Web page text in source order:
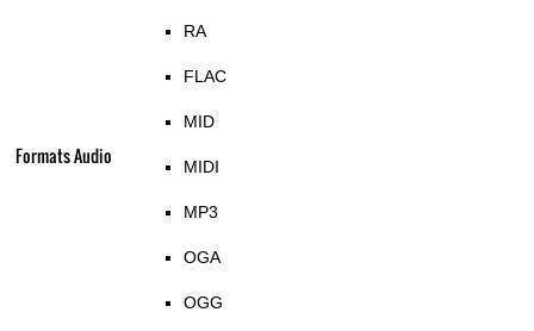
Formats Audio
RA
FLAC
MID
MIDI
MP3
OGA
OGG